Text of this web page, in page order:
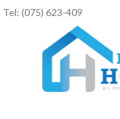
Tel: (075) 623-409